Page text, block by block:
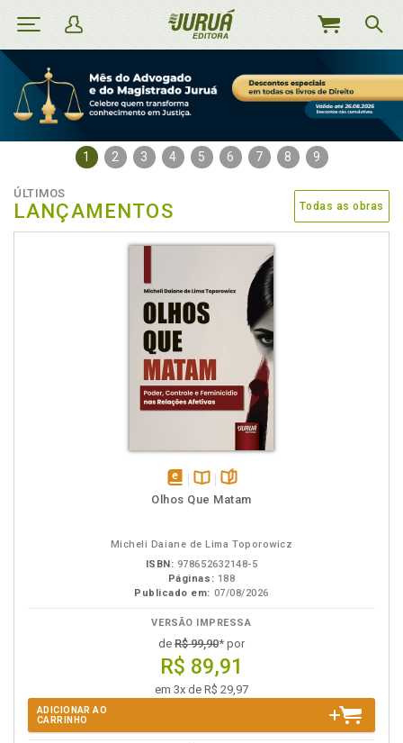
MEU
1 2 3 4 5 6 7 8 9
ÚLTIMOS
LANÇAMENTOS Todas as obras
disponívelDisponível
páginas
Olhos Que Matam
Micheli Daiane de Lima Toporowicz
ISBN: 978652632148-5
Páginas: 188
Publicado em: 07/08/2026
VERSÃO IMPRESSA
de R$ 99,90* por
R$ 89,91
em 3x de R$ 29,97
ADICIONAR AO
CARRINHO